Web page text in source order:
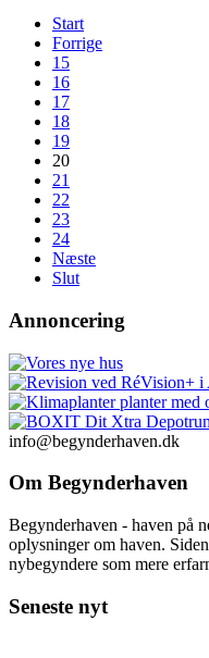
Start
Forrige
15
16
17
18
19
20
21
22
23
24
Næste
Slut
Annoncering
info@begynderhaven.dk
Om Begynderhaven
Begynderhaven - haven på
oplysninger om haven.
nybegyndere som mere
Seneste nyt